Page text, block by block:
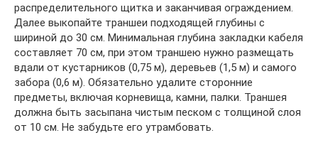
распределительного щитка и заканчивая ограждением.
Далее выкопайте траншеи подходящей глубины с
шириной до 30 см. Минимальная глубина закладки кабеля
составляет 70 см, при этом траншею нужно размещать
вдали от кустарников (0,75 м), деревьев (1,5 м) и самого
забора (0,6 м). Обязательно удалите сторонние
предметы, включая корневища, камни, палки. Траншея
должна быть засыпана чистым песком с толщиной слоя
от 10 см. Не забудьте его утрамбовать.